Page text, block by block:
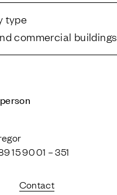
type
commercial buildings
15 90 01 – 351
Contact